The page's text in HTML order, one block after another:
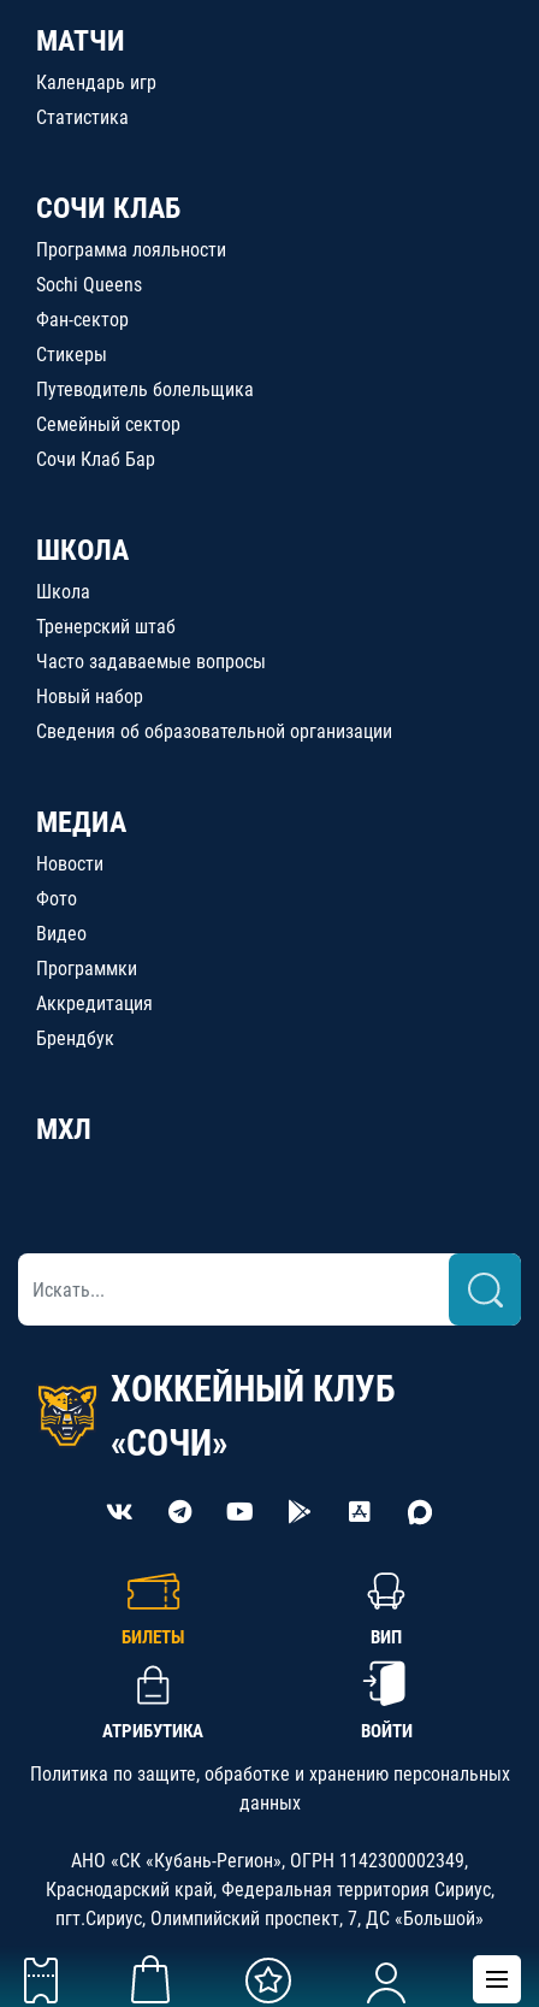
МАТЧИ
Календарь игр
Статистика
СОЧИ КЛАБ
Программа лояльности
Sochi Queens
Фан-сектор
Стикеры
Путеводитель болельщика
Семейный сектор
Сочи Клаб Бар
ШКОЛА
Школа
Тренерский штаб
Часто задаваемые вопросы
Новый набор
Сведения об образовательной организации
МЕДИА
Новости
Фото
Видео
Программки
Аккредитация
Брендбук
МХЛ
ХОККЕЙНЫЙ КЛУБ
«СОЧИ»
БИЛЕТЫ ВИП
АТРИБУТИКА ВОЙТИ
Политика по защите, обработке и хранению персональных
данных
АНО «СК «Кубань-Регион», ОГРН 1142300002349,
Краснодарский край, Федеральная территория Сириус,
пгт.Сириус, Олимпийский проспект, 7, ДС «Большой»